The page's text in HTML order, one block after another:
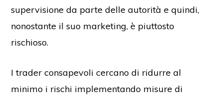
supervisione da parte delle autorità e quindi,
nonostante il suo marketing, è piuttosto
rischioso.
I trader consapevoli cercano di ridurre al
minimo i rischi implementando misure di